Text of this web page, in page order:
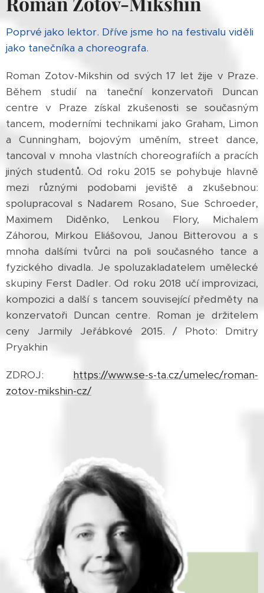
Poprvé jako lektor. Dříve jsme ho na festivalu viděli
jako tanečníka a choreografa.
Roman Zotov-Mikshin od svých 17 let žije v Praze.
Během studií na taneční konzervatoři Duncan
centre v Praze získal zkušenosti se současným
tancem, moderními technikami jako Graham, Limon
a Cunningham, bojovým uměním, street dance,
tancoval v mnoha vlastních choreografiích a pracích
jiných studentů. Od roku 2015 se pohybuje hlavně
mezi různými podobami jeviště a zkušebnou:
spolupracoval s Nadarem Rosano, Sue Schroeder,
Maximem Diděnko, Lenkou Flory, Michalem
Záhorou, Mirkou Eliášovou, Janou Bitterovou a s
mnoha dalšími tvůrci na poli současného tance a
fyzického divadla. Je spoluzakladatelem umělecké
skupiny Ferst Dadler. Od roku 2018 učí improvizaci,
kompozici a další s tancem související předměty na
konzervatoři Duncan centre. Roman je držitelem
ceny Jarmily Jeřábkové 2015. / Photo: Dmitry
Pryakhin
ZDROJ: https://www.se-s-ta.cz/umelec/roman-
zotov-mikshin-cz/